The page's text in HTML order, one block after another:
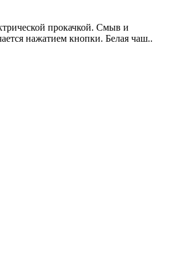
прокачкой. Смыв и
нажатием кнопки. Белая чаш..